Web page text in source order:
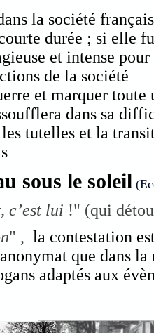
la société
durée ; si elle
et intense pour
de la société
et marquer toute
dans sa
tutelles et la
sous le soleil
c’est lui !" (qui
" ,la contestation
que dans
adaptés aux